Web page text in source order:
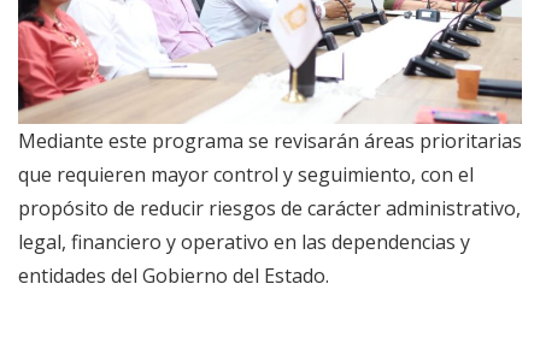
Mediante este programa se revisarán áreas prioritarias
que requieren mayor control y seguimiento, con el
propósito de reducir riesgos de carácter administrativo,
legal, financiero y operativo en las dependencias y
entidades del Gobierno del Estado.